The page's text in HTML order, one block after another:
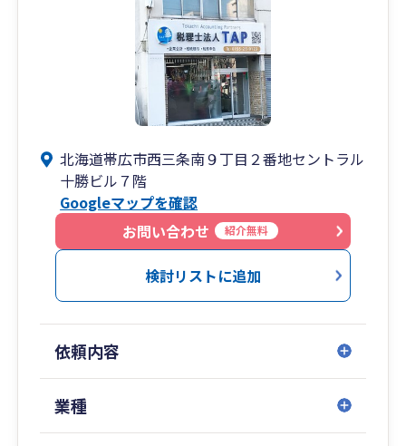
北海道帯広市西三条南９丁目２番地セントラル
十勝ビル７階
Googleマップを確認
お問い合わせ
紹介無料
検討リストに追加
依頼内容
業種